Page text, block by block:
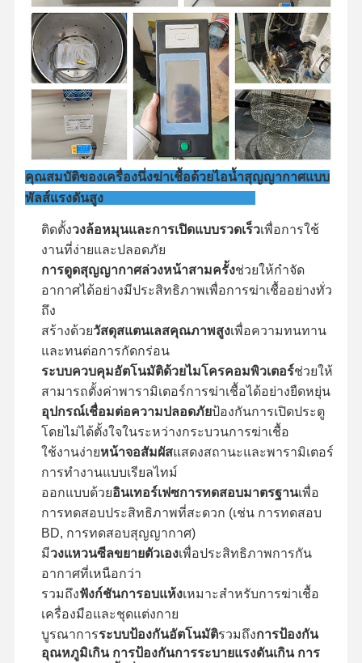
คุณภาพ
กรณี
เครื่องนึ่งฆ่าเชื้อแนวนอน
เครื่องนึ่งฆ่าเชื้อแนวตั้ง
ออโตคลาฟบนโต๊ะ
เครื่องนึ่งฆ่าเชื้อแบบพกพา
เครื่องฆ่าเชื้อพลาสมาอุณหภูมิต่ำ
เครื่องฆ่าเชื้ออ๊อกไซด์เอธีเลน
เครื่องฆ่าเชื้อเภสัชกรรม
เครื่องล้างและฆ่าเชื้ออัตโนมัติ
อุปกรณ์ CSSD
ตู้ทำให้แห้ง
อุปกรณ์ห้องปฏิบัติการ
คุณสมบัติของเครื่องนึ่งฆ่าเชื้อด้วยไอน้ำสุญญากาศแบบ
พัลส์แรงดันสูง
ติดตั้งวงล้อหมุนและการเปิดแบบรวดเร็วเพื่อการใช้
งานที่ง่ายและปลอดภัย
การดูดสุญญากาศล่วงหน้าสามครั้งช่วยให้กำจัด
อากาศได้อย่างมีประสิทธิภาพเพื่อการฆ่าเชื้ออย่างทั่ว
ถึง
สร้างด้วยวัสดุสแตนเลสคุณภาพสูงเพื่อความทนทาน
และทนต่อการกัดกร่อน
ระบบควบคุมอัตโนมัติด้วยไมโครคอมพิวเตอร์ช่วยให้
สามารถตั้งค่าพารามิเตอร์การฆ่าเชื้อได้อย่างยืดหยุ่น
อุปกรณ์เชื่อมต่อความปลอดภัยป้องกันการเปิดประตู
โดยไม่ได้ตั้งใจในระหว่างกระบวนการฆ่าเชื้อ
ใช้งานง่ายหน้าจอสัมผัสแสดงสถานะและพารามิเตอร์
การทำงานแบบเรียลไทม์
ออกแบบด้วยอินเทอร์เฟซการทดสอบมาตรฐานเพื่อ
การทดสอบประสิทธิภาพที่สะดวก (เช่น การทดสอบ
BD, การทดสอบสุญญากาศ)
มีวงแหวนซีลขยายตัวเองเพื่อประสิทธิภาพการกัน
อากาศที่เหนือกว่า
รวมถึงฟังก์ชันการอบแห้งเหมาะสำหรับการฆ่าเชื้อ
เครื่องมือและชุดแต่งกาย
บูรณาการระบบป้องกันอัตโนมัติรวมถึงการป้องกัน
อุณหภูมิเกิน การป้องกันการระบายแรงดันเกิน การ